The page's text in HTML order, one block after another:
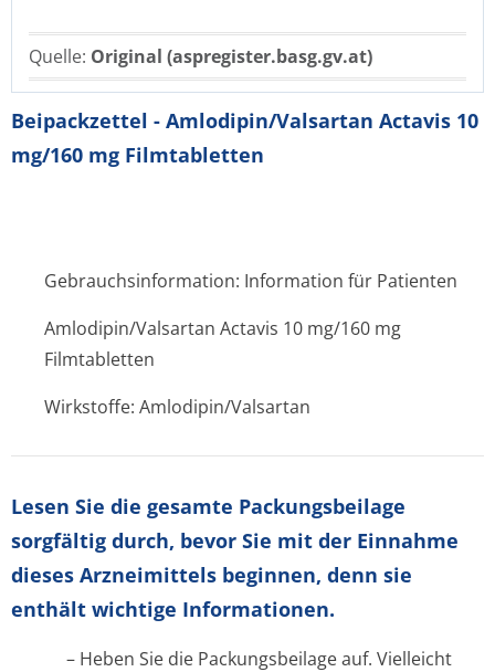
Quelle: Original (aspregister.basg.gv.at)
Beipackzettel - Amlodipin/Valsartan Actavis 10
mg/160 mg Filmtabletten
Gebrauchsinformation: Information für Patienten
Amlodipin/Valsartan Actavis 10 mg/160 mg
Filmtabletten
Wirkstoffe: Amlodipin/Valsartan
Lesen Sie die gesamte Packungsbeilage
sorgfältig durch, bevor Sie mit der Einnahme
dieses Arzneimittels beginnen, denn sie
enthält wichtige Informationen.
– Heben Sie die Packungsbeilage auf. Vielleicht